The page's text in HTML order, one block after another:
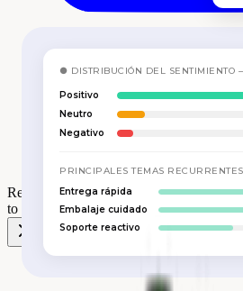
Review Collect gana el Premio One to
to One Mónaco 🎉
● DISTRIBUCIÓN DEL SENTIMIENTO
Positivo
Neutro
Negativo
PRINCIPALES TEMAS RECURRENTES
Entrega rápida
Embalaje cuidado
Soporte reactivo